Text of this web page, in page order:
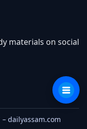
materials on social
dailyassam.com